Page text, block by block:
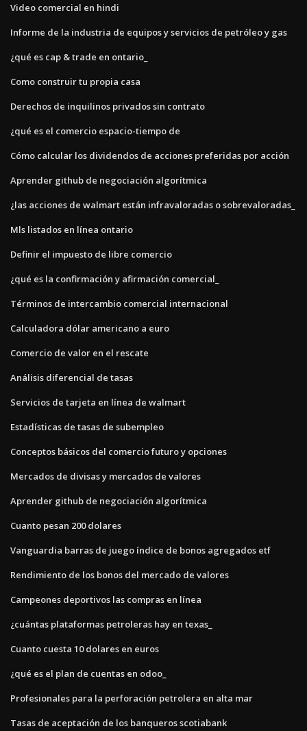
Video comercial en hindi
Informe de la industria de equipos y servicios de petróleo y gas
¿qué es cap & trade en ontario_
Como construir tu propia casa
Derechos de inquilinos privados sin contrato
¿qué es el comercio espacio-tiempo de
Cómo calcular los dividendos de acciones preferidas por acción
Aprender github de negociación algorítmica
¿las acciones de walmart están infravaloradas o sobrevaloradas_
Mls listados en línea ontario
Definir el impuesto de libre comercio
¿qué es la confirmación y afirmación comercial_
Términos de intercambio comercial internacional
Calculadora dólar americano a euro
Comercio de valor en el rescate
Análisis diferencial de tasas
Servicios de tarjeta en línea de walmart
Estadísticas de tasas de subempleo
Conceptos básicos del comercio futuro y opciones
Mercados de divisas y mercados de valores
Aprender github de negociación algorítmica
Cuanto pesan 200 dolares
Vanguardia barras de juego índice de bonos agregados etf
Rendimiento de los bonos del mercado de valores
Campeones deportivos las compras en línea
¿cuántas plataformas petroleras hay en texas_
Cuanto cuesta 10 dolares en euros
¿qué es el plan de cuentas en odoo_
Profesionales para la perforación petrolera en alta mar
Tasas de aceptación de los banqueros scotiabank